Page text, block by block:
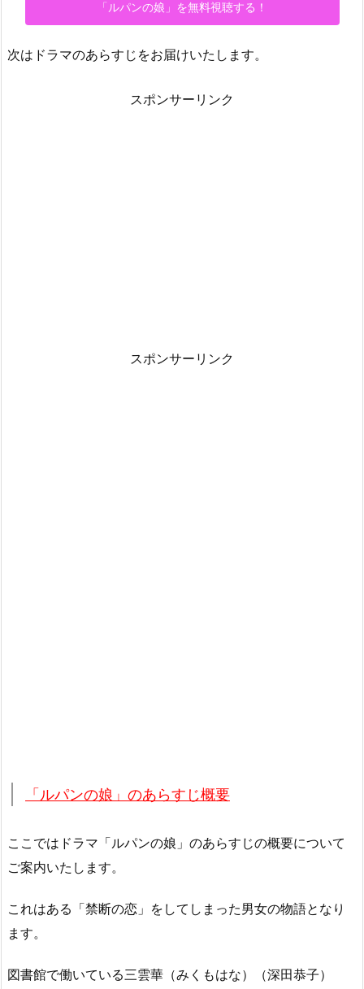
「ルパンの娘」を無料視聴する！
次はドラマのあらすじをお届けいたします。
スポンサーリンク
スポンサーリンク
「ルパンの娘」のあらすじ概要
ここではドラマ「ルパンの娘」のあらすじの概要について
ご案内いたします。
これはある「禁断の恋」をしてしまった男女の物語となり
ます。
図書館で働いている三雲華（みくもはな）（深田恭子）